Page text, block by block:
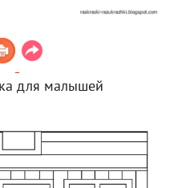
для малышей